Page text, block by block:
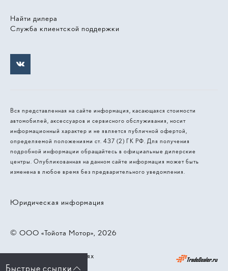
Найти дилера
Служба клиентской поддержки
Вся представленная на сайте информация, касающаяся стоимости
автомобилей, аксессуаров и сервисного обслуживания, носит
информационный характер и не является публичной офертой,
определяемой положениями ст. 437 (2) ГК РФ. Для получения
подробной информации обращайтесь в официальные дилерские
центры. Опубликованная на данном сайте информация может быть
изменена в любое время без предварительного уведомления.
© 2026, ООО «Тойота Мотор»
Юридическая информация
Работает на технологиях